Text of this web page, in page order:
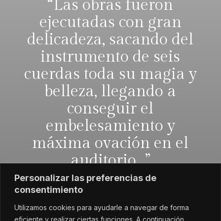
Personalizar las preferencias de
consentimiento
Utilizamos cookies para ayudarle a navegar de forma
eficiente y realizar ciertas funciones. A continuación
“Las obras fueron
ejecutadas con gran
delicadeza, sacando del
instrumento de seis
cuerdas toda su magia y
belleza, llegando a
conseguir el
embelesamiento y
máxima ovación en el
auditorio…”
Diario de Andalucía